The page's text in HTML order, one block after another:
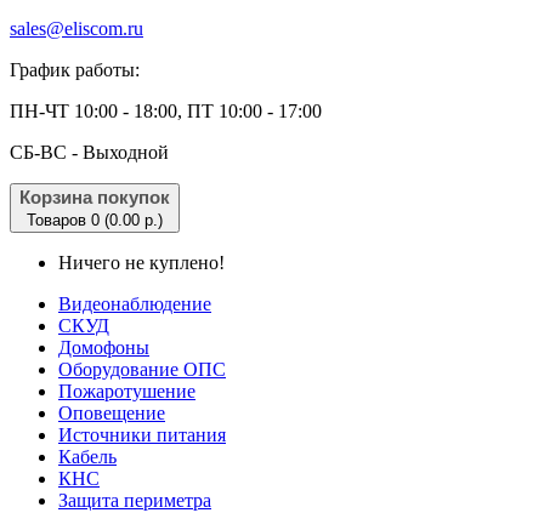
sales@eliscom.ru
График работы:
ПН-ЧТ 10:00 - 18:00, ПТ 10:00 - 17:00
CБ-ВС - Выходной
Корзина покупок
Товаров 0 (0.00 р.)
Ничего не куплено!
Видеонаблюдение
СКУД
Домофоны
Оборудование ОПС
Пожаротушение
Оповещение
Источники питания
Кабель
КНС
Защита периметра